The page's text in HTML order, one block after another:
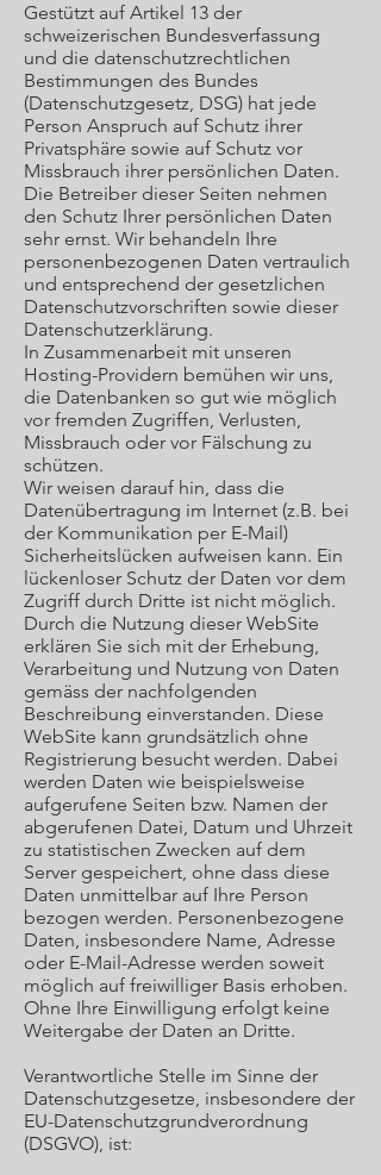
Gestützt auf Artikel 13 der
schweizerischen Bundesverfassung
und die datenschutzrechtlichen
Bestimmungen des Bundes
(Datenschutzgesetz, DSG) hat jede
Person Anspruch auf Schutz ihrer
Privatsphäre sowie auf Schutz vor
Missbrauch ihrer persönlichen Daten.
Die Betreiber dieser Seiten nehmen
den Schutz Ihrer persönlichen Daten
sehr ernst. Wir behandeln Ihre
personenbezogenen Daten vertraulich
und entsprechend der gesetzlichen
Datenschutzvorschriften sowie dieser
Datenschutzerklärung.
In Zusammenarbeit mit unseren
Hosting-Providern bemühen wir uns,
die Datenbanken so gut wie möglich
vor fremden Zugriffen, Verlusten,
Missbrauch oder vor Fälschung zu
schützen.
Wir weisen darauf hin, dass die
Datenübertragung im Internet (z.B. bei
der Kommunikation per E-Mail)
Sicherheitslücken aufweisen kann. Ein
lückenloser Schutz der Daten vor dem
Zugriff durch Dritte ist nicht möglich.
Durch die Nutzung dieser WebSite
erklären Sie sich mit der Erhebung,
Verarbeitung und Nutzung von Daten
gemäss der nachfolgenden
Beschreibung einverstanden. Diese
WebSite kann grundsätzlich ohne
Registrierung besucht werden. Dabei
werden Daten wie beispielsweise
aufgerufene Seiten bzw. Namen der
abgerufenen Datei, Datum und Uhrzeit
zu statistischen Zwecken auf dem
Server gespeichert, ohne dass diese
Daten unmittelbar auf Ihre Person
bezogen werden. Personenbezogene
Daten, insbesondere Name, Adresse
oder E-Mail-Adresse werden soweit
möglich auf freiwilliger Basis erhoben.
Ohne Ihre Einwilligung erfolgt keine
Weitergabe der Daten an Dritte.
Verantwortliche Stelle im Sinne der
Datenschutzgesetze, insbesondere der
EU-Datenschutzgrundverordnung
(DSGVO), ist: